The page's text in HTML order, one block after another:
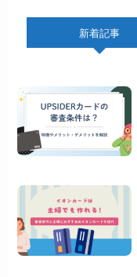
新着記事